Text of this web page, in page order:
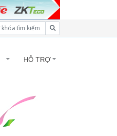
HỖ TRỢ